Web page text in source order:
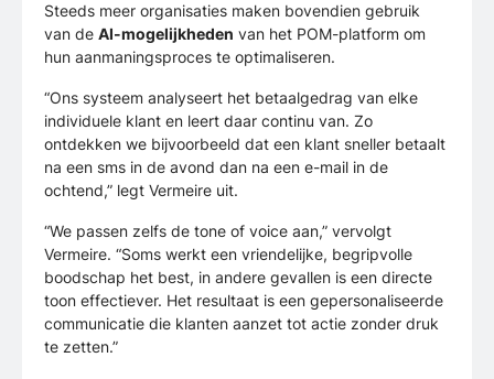
Steeds meer organisaties maken bovendien gebruik
van de AI-mogelijkheden van het POM-platform om
hun aanmaningsproces te optimaliseren.
“Ons systeem analyseert het betaalgedrag van elke
individuele klant en leert daar continu van. Zo
ontdekken we bijvoorbeeld dat een klant sneller betaalt
na een sms in de avond dan na een e-mail in de
ochtend,” legt Vermeire uit.
“We passen zelfs de tone of voice aan,” vervolgt
Vermeire. “Soms werkt een vriendelijke, begripvolle
boodschap het best, in andere gevallen is een directe
toon effectiever. Het resultaat is een gepersonaliseerde
communicatie die klanten aanzet tot actie zonder druk
te zetten.”